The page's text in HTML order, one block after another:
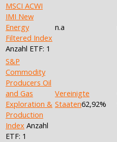
MSCI ACWI
IMI New
Energy
Filtered Index
Anzahl ETF: 1
n.a
S&P
Commodity
Producers Oil
and Gas
Exploration &
Production
Index Anzahl
ETF: 1
Vereinigte
Staaten62,92%